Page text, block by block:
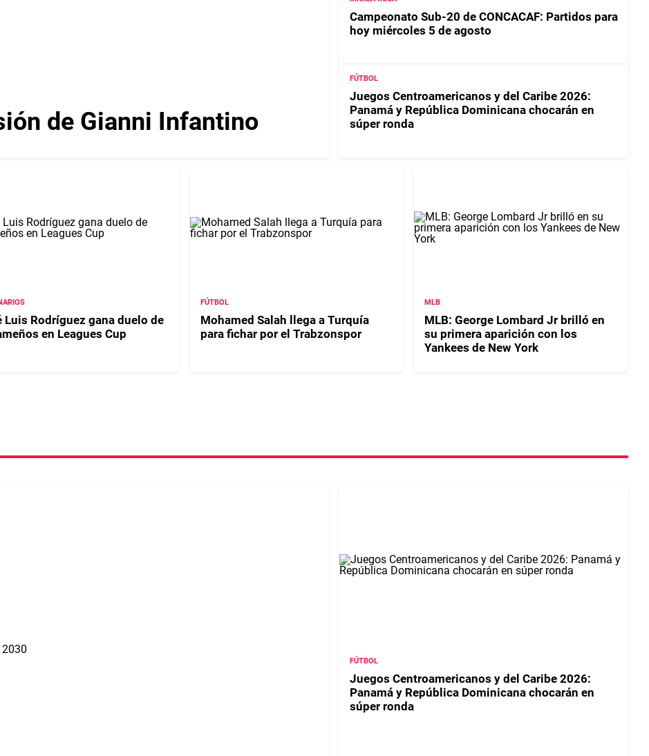
de Gianni Infantino
Campeonato Sub-20 de CONCACAF: Partidos para
hoy miércoles 5 de agosto
FÚTBOL
Juegos Centroamericanos y del Caribe 2026:
Panamá y República Dominicana chocarán en
súper ronda
Luis Rodríguez gana duelo de
en Leagues Cup
FÚTBOL
Mohamed Salah llega a Turquía
para fichar por el Trabzonspor
MLB
MLB: George Lombard Jr brilló en
su primera aparición con los
Yankees de New York
FÚTBOL
Juegos Centroamericanos y del Caribe 2026:
Panamá y República Dominicana chocarán en
súper ronda